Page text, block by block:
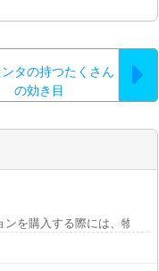
タの持つたくさん
の効き目
を購入する際には、物件